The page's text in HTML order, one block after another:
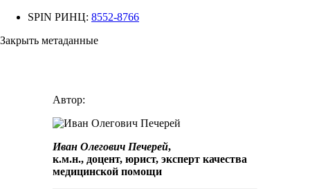
SPIN РИНЦ: 8552-8766
Закрыть метаданные
Автор:
Иван Олегович Печерей,
к.м.н., доцент, юрист, эксперт качества
медицинской помощи